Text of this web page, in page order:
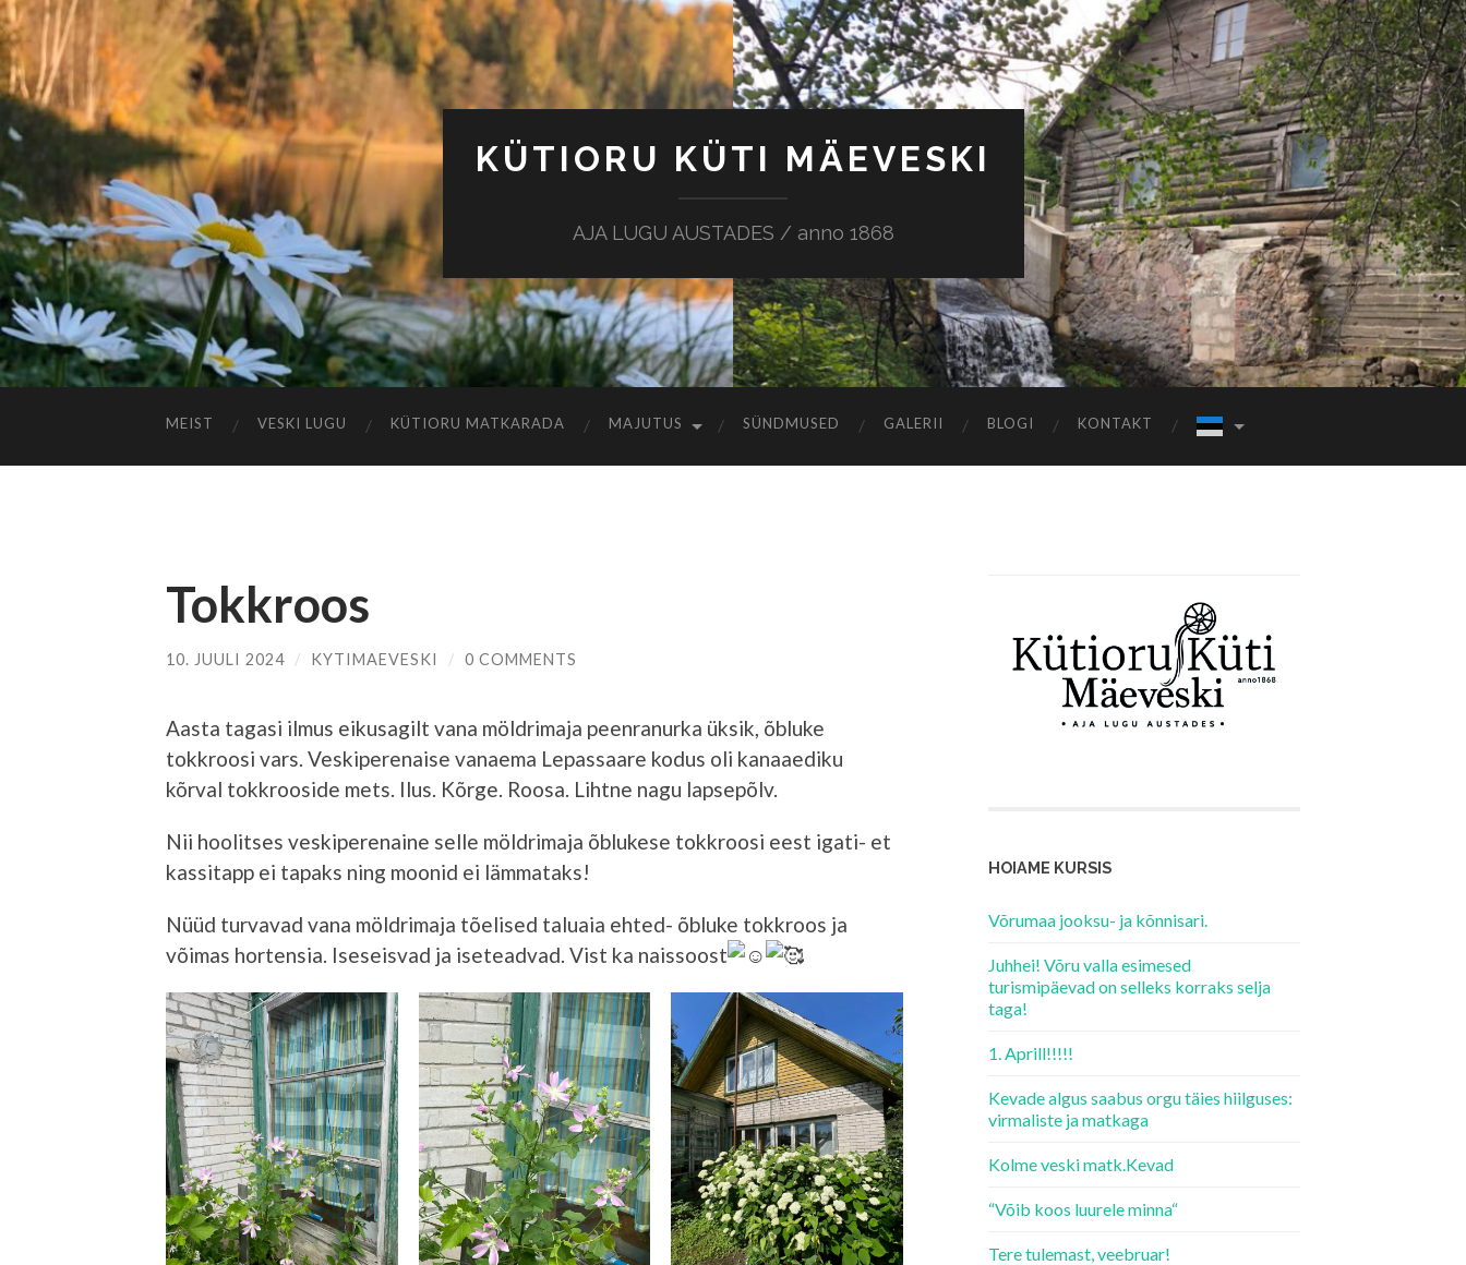
KÜTIORU KÜTI MÄEVESKI
AJA LUGU AUSTADES / anno 1868
MEIST VESKI LUGU KÜTIORU MATKARADA MAJUTUS SÜNDMUSED GALERII BLOGI KONTAKT
Tokkroos
10. JUULI 2024 / KYTIMAEVESKI / 0 COMMENTS
Aasta tagasi ilmus eikusagilt vana möldrimaja peenranurka üksik, õbluke
tokkroosi vars. Veskiperenaise vanaema Lepassaare kodus oli kanaaediku
kõrval tokkrooside mets. Ilus. Kõrge. Roosa. Lihtne nagu lapsepõlv.
Nii hoolitses veskiperenaine selle möldrimaja õblukese tokkroosi eest igati- et
kassitapp ei tapaks ning moonid ei lämmataks!
Nüüd turvavad vana möldrimaja tõelised taluaia ehted- õbluke tokkroos ja
võimas hortensia. Iseseisvad ja iseteadvad. Vist ka naissoost
HOIAME KURSIS
Võrumaa jooksu- ja kõnnisari.
Juhhei! Võru valla esimesed
turismipäevad on selleks korraks selja
taga!
1. Aprill!!!!!
Kevade algus saabus orgu täies hiilguses:
virmaliste ja matkaga
Kolme veski matk.Kevad
“Võib koos luurele minna“
Tere tulemast, veebruar!